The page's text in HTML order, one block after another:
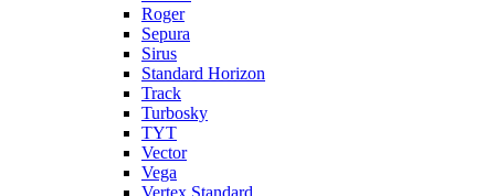
Roger
Sepura
Sirus
Standard Horizon
Track
Turbosky
TYT
Vector
Vega
Vertex Standard